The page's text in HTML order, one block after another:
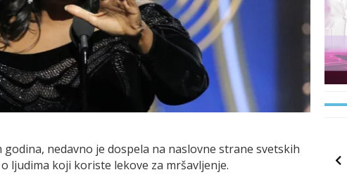
nedavno je dospela na naslovne strane svetskih
ljudima koji koriste lekove za mršavljenje.